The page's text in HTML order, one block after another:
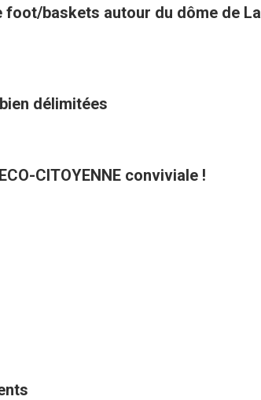
baskets autour du dôme de La
délimitées
CITOYENNE conviviale !